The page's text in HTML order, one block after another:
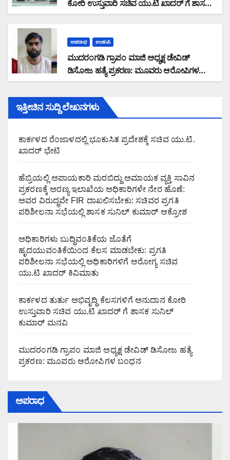
ಕೋರಿ ಉಸ್ತುವಾರಿ ಸಚಿವ ಯು.ಟಿ ಖಾದರ್ ಗೆ ಶಾಸಕ
ಸುನಿಲ್‌ ಕುಮಾರ್‌ ಮನವಿ
ಅಪರಾಧ ಉಡುಪಿ
ಮುದರಂಗಡಿ ಗ್ರಾಪಂ ಮಾಜಿ ಅಧ್ಯಕ್ಷ ಡೇವಿಡ್
ಡಿಸೋಜ ಹತ್ಯೆ ಪ್ರಕರಣ: ಮೂವರು ಆರೋಪಿಗಳ
ಬಂಧನ
ಇತ್ತೀಚಿನ ಸುದ್ದಿ ಲೇಖನಗಳು
ಕಾರ್ಕಳದ ರೆಂಜಾಳದಲ್ಲಿ ಭೂಕುಸಿತ ಪ್ರದೇಶಕ್ಕೆ ಸಚಿವ ಯು.ಟಿ.
ಖಾದರ್ ಭೇಟಿ
ಹೆಬ್ರಿಯಲ್ಲಿ ಅಪಾಯಕಾರಿ ಮರಬಿದ್ದು ಅಮಾಯಕ ವ್ಯಕ್ತಿ ಸಾವಿನ
ಪ್ರಕರಣಕ್ಕೆ ಅರಣ್ಯ ಇಲಾಖೆಯ ಅಧಿಕಾರಿಗಳೇ ನೇರ ಹೊಣೆ:
ಅವರ ವಿರುದ್ಧವೇ FIR ದಾಖಲಿಸಬೇಕು: ಸಚಿವರ ಪ್ರಗತಿ
ಪರಿಶೀಲನಾ ಸಭೆಯಲ್ಲಿ ಶಾಸಕ ಸುನಿಲ್ ಕುಮಾರ್ ಆಕ್ರೋಶ
ಅಧಿಕಾರಿಗಳು ಬುದ್ಧಿವಂತಿಕೆಯ ಜೊತೆಗೆ
ಹೃದಯುವಂತಿಕೆಯಿಂದ ಕೆಲಸ ಮಾಡಬೇಕು: ಪ್ರಗತಿ
ಪರಿಶೀಲನಾ ಸಭೆಯಲ್ಲಿ ಅಧಿಕಾರಿಗಳಿಗೆ ಆರೋಗ್ಯ ಸಚಿವ
ಯು.ಟಿ ಖಾದರ್ ಕಿವಿಮಾತು
ಕಾರ್ಕಳದ ತುರ್ತು ಅಭಿವೃದ್ಧಿ ಕೆಲಸಗಳಿಗೆ ಅನುದಾನ ಕೋರಿ
ಉಸ್ತುವಾರಿ ಸಚಿವ ಯು.ಟಿ ಖಾದರ್ ಗೆ ಶಾಸಕ ಸುನಿಲ್‌
ಕುಮಾರ್‌ ಮನವಿ
ಮುದರಂಗಡಿ ಗ್ರಾಪಂ ಮಾಜಿ ಅಧ್ಯಕ್ಷ ಡೇವಿಡ್ ಡಿಸೋಜ ಹತ್ಯೆ
ಪ್ರಕರಣ: ಮೂವರು ಆರೋಪಿಗಳ ಬಂಧನ
ಅಪರಾಧ